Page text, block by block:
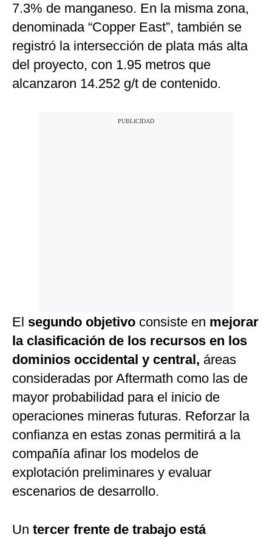
7.3% de manganeso. En la misma zona,
denominada “Copper East”, también se
registró la intersección de plata más alta
del proyecto, con 1.95 metros que
alcanzaron 14.252 g/t de contenido.
El segundo objetivo consiste en mejorar
la clasificación de los recursos en los
dominios occidental y central, áreas
consideradas por Aftermath como las de
mayor probabilidad para el inicio de
operaciones mineras futuras. Reforzar la
confianza en estas zonas permitirá a la
compañía afinar los modelos de
explotación preliminares y evaluar
escenarios de desarrollo.
Un tercer frente de trabajo está